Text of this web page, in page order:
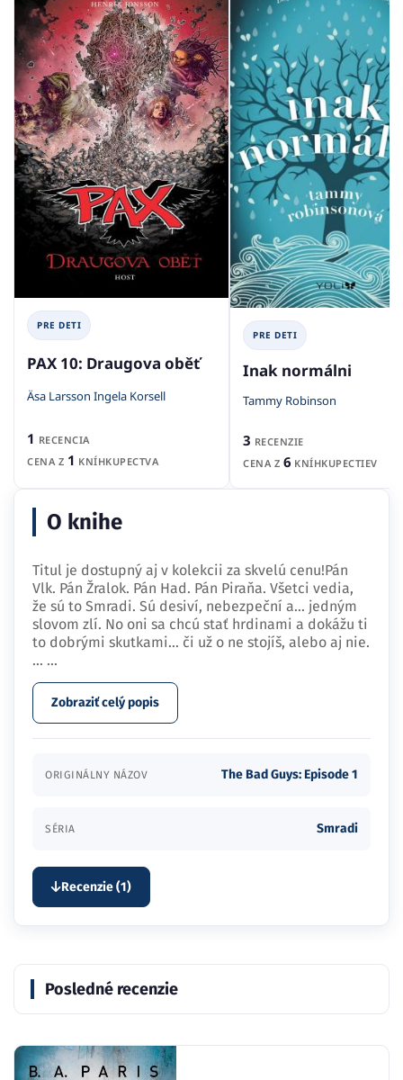
PRE DETI
PAX 10: Draugova oběť
Äsa Larsson Ingela Korsell
1 RECENCIA
CENA Z 1 KNÍHKUPECTVA
PRE DETI
Inak normálni
Tammy Robinson
3 RECENZIE
CENA Z 6 KNÍHKUPECTIEV
O knihe
Titul je dostupný aj v kolekcii za skvelú cenu!Pán
Vlk. Pán Žralok. Pán Had. Pán Piraňa. Všetci vedia,
že sú to Smradi. Sú desiví, nebezpeční a… jedným
slovom zlí. No oni sa chcú stať hrdinami a dokážu ti
to dobrými skutkami… či už o ne stojíš, alebo aj nie.
… ...
Zobraziť celý popis
ORIGINÁLNY NÁZOV The Bad Guys: Episode 1
SÉRIA Smradi
Recenzie (1)
Posledné recenzie